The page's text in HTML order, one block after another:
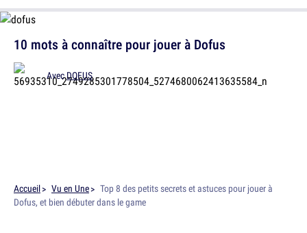
10 mots à connaître pour jouer à Dofus
AvecDOFUS
Accueil Vu en Une
Top 8 des petits secrets et astuces pour jouer à
Dofus, et bien débuter dans le game